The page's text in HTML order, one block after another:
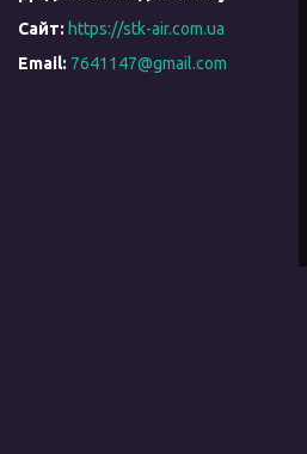
https://stk-air.com.ua
7641147@gmail.com